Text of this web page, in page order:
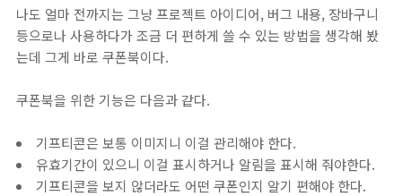
나도 얼마 전까지는 그냥 프로젝트 아이디어, 버그 내용, 장바구니
등으로나 사용하다가 조금 더 편하게 쓸 수 있는 방법을 생각해 봤
는데 그게 바로 쿠폰북이다.
쿠폰북을 위한 기능은 다음과 같다.
기프티콘은 보통 이미지니 이걸 관리해야 한다.
유효기간이 있으니 이걸 표시하거나 알림을 표시해 줘야한다.
기프티콘을 보지 않더라도 어떤 쿠폰인지 알기 편해야 한다.